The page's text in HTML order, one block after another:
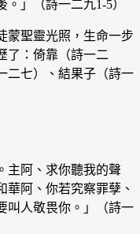
」（詩一二九1-5）
聖靈光照，生命一步
了：倚靠（詩一二
二七）、結果子（詩一
阿、求你聽我的聲
華阿、你若究察罪孽、
叫人敬畏你。」（詩一